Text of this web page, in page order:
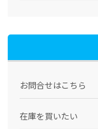
お問合せはこちら
在庫を買いたい